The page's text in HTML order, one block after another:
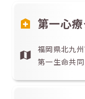
第一心
福岡県北九
第一生命共